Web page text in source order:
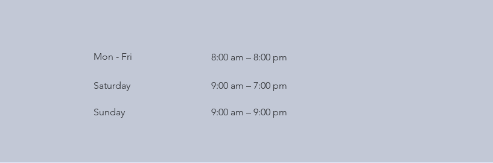
Mon - Fri
Saturday
​Sunday
8:00 am – 8:00 pm
9:00 am – 7:00 pm
9:00 am – 9:00 pm